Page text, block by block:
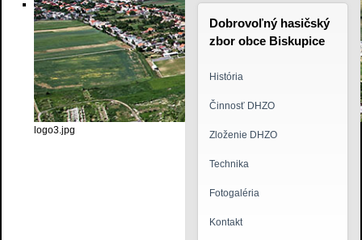
logo3.jpg
Dobrovoľný hasičský
zbor obce Biskupice
História
Činnosť DHZO
Zloženie DHZO
Technika
Fotogaléria
Kontakt